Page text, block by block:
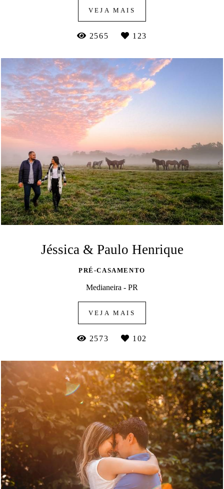
VEJA MAIS
2565 123
Jéssica & Paulo Henrique
PRÉ-CASAMENTO
Medianeira - PR
VEJA MAIS
2573 102